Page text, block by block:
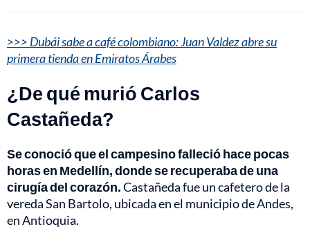
>>> Dubái sabe a café colombiano: Juan Valdez abre su
primera tienda en Emiratos Árabes
¿De qué murió Carlos
Castañeda?
Se conoció que el campesino falleció hace pocas
horas en Medellín, donde se recuperaba de una
cirugía del corazón.Castañeda fue un cafetero de la
vereda San Bartolo, ubicada en el municipio de Andes,
en Antioquia.